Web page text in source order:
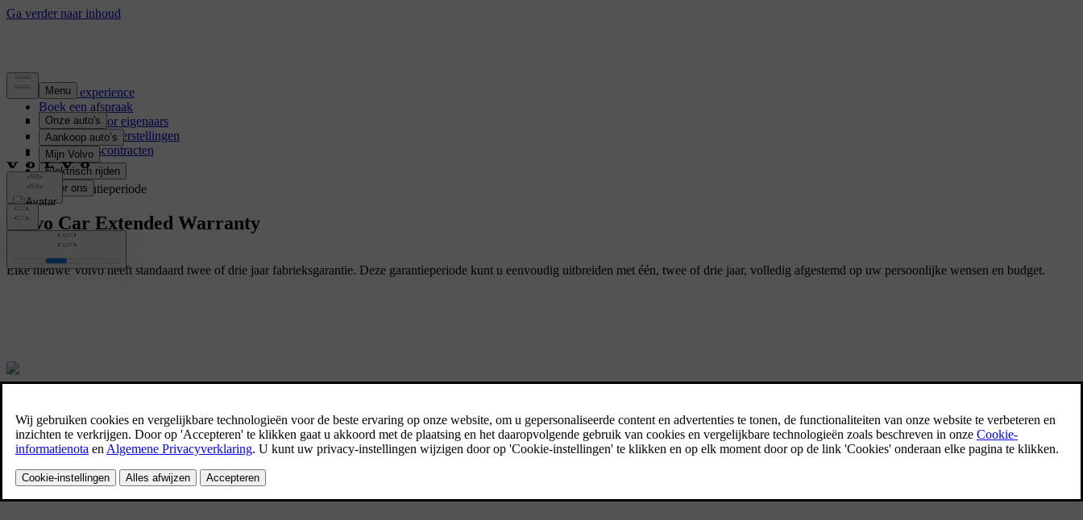
Service experience
Boek een afspraak
Voordelen voor eigenaars
Onderhoud en herstellingen
Onderhoudscontracten
Volvo Assistance
Verleng uw garantieperiode
Volvo Car Extended Warranty
Elke nieuwe Volvo heeft standaard twee of drie jaar fabrieksgarantie. Deze garantieperiode kunt u eenvoudig uitbreiden met één, twee of drie jaar, volledig afgestemd op uw persoonlijke wensen en budget.
Bij de aankoop van een nieuwe Volvo kunt u tot 30 dagen na levering de fabrieksgarantie verlengen. U hebt de keuze uit één, twee of drie extra jaren fabrieksgarantie. Zo vermijdt u onverwachte kosten tot vijf
jaar na uw aankoop en kunt u met een gerust gemoed de baan op. Neem contact op met uw Volvo-verdeler voor meer informatie.
Contacteer uw verdeler